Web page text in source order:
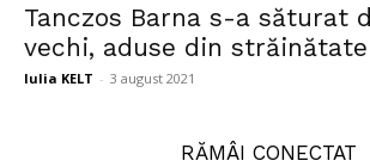
Tanczos Barna s-a săturat
vechi, aduse din străinătate
Iulia KELT - 3 august 2021
RĂMÂI CONECTAT